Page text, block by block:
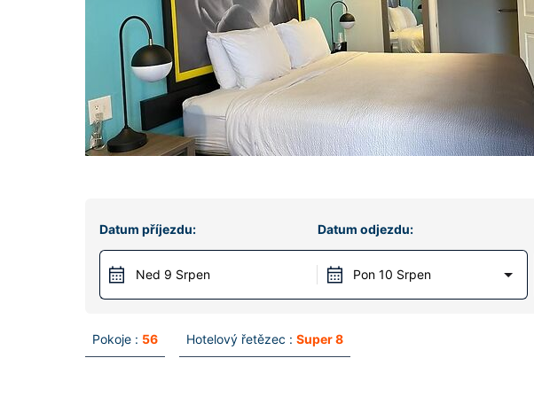
Datum příjezdu:
Ned 9 Srpen
Datum odjezdu:
Pon 10 Srpen
Pokoje : 56 Hotelový řetězec : Super 8